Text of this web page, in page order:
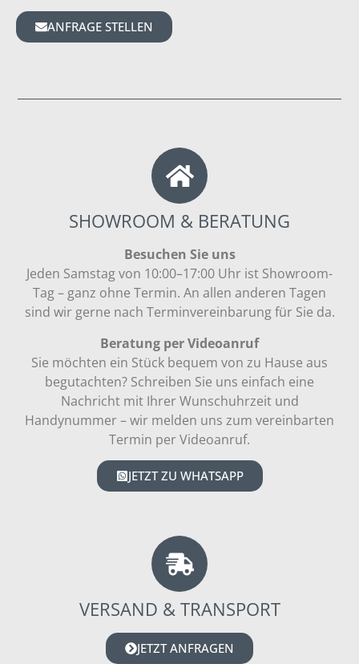
ANFRAGE STELLEN
SHOWROOM & BERATUNG
Besuchen Sie uns
Jeden Samstag von 10:00–17:00 Uhr ist Showroom-
Tag – ganz ohne Termin. An allen anderen Tagen
sind wir gerne nach Terminvereinbarung für Sie da.
Beratung per Videoanruf
Sie möchten ein Stück bequem von zu Hause aus
begutachten? Schreiben Sie uns einfach eine
Nachricht mit Ihrer Wunschuhrzeit und
Handynummer – wir melden uns zum vereinbarten
Termin per Videoanruf.
JETZT ZU WHATSAPP
VERSAND & TRANSPORT
JETZT ANFRAGEN